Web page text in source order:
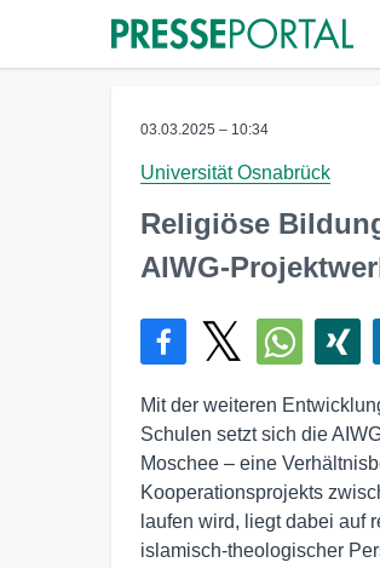
03.03.2025 – 10:34
Universität Osnabrück
Religiöse
AIWG-
Mit der weiteren
Schulen setzt sich die
Moschee – eine
Kooperationsprojekts
laufen wird, liegt dabei auf
islamisch-theologischer